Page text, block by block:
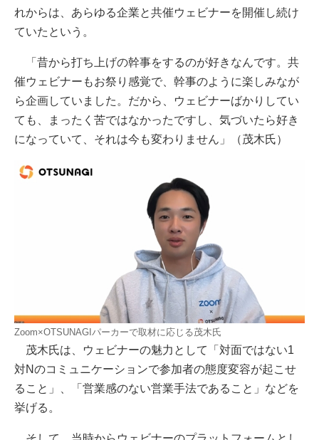
れからは、あらゆる企業と共催ウェビナーを開催し続け
ていたという。
「昔から打ち上げの幹事をするのが好きなんです。共
催ウェビナーもお祭り感覚で、幹事のように楽しみなが
ら企画していました。だから、ウェビナーばかりしてい
ても、まったく苦ではなかったですし、気づいたら好き
になっていて、それは今も変わりません」（茂木氏）
Zoom×OTSUNAGIパーカーで取材に応じる茂木氏
茂木氏は、ウェビナーの魅力として「対面ではない1
対Nのコミュニケーションで参加者の態度変容が起こせ
ること」、「営業感のない営業手法であること」などを
挙げる。